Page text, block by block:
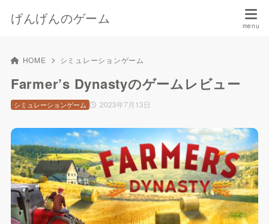
げんげんのゲーム
HOME シミュレーションゲーム
Farmer’s Dynastyのゲームレビュー
2023年7月13日
シミュレーションゲーム